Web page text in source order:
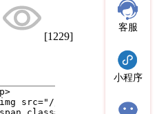
[1229]
客服
小程序